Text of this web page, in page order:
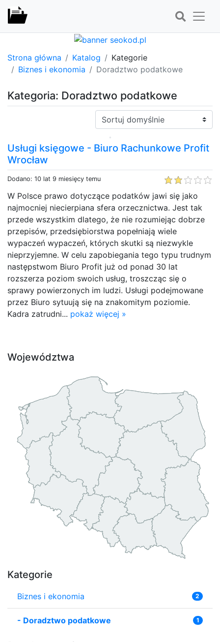
Strona główna Katalog
Kategorie
Biznes i ekonomia
Doradztwo podatkowe
Kategoria: Doradztwo podatkowe
Sortuj:
Usługi księgowe - Biuro Rachunkowe Profit
Wrocław
Dodano: 10 lat 9 miesięcy temu
W Polsce prawo dotyczące podatków jawi się jako
najmocniej niecierpiana sfera orzecznictwa. Jest tak
przede wszystkim dlatego, że nie rozumiejąc dobrze
przepisów, przedsiębiorstwa popełniają wiele
wypaczeń wypaczeń, których skutki są niezwykle
nieprzyjemne. W celu zapobiegania tego typu trudnym
następstwom Biuro Profit już od ponad 30 lat
rozszerza poziom swoich usług, troszcząc się o
sprawy powierzonych im ludzi. Usługi podejmowane
przez Biuro sytuują się na znakomitym poziomie.
Kadra zatrudni... pokaż więcej »
Województwa
Kategorie
Biznes i ekonomia 2
- Doradztwo podatkowe 1